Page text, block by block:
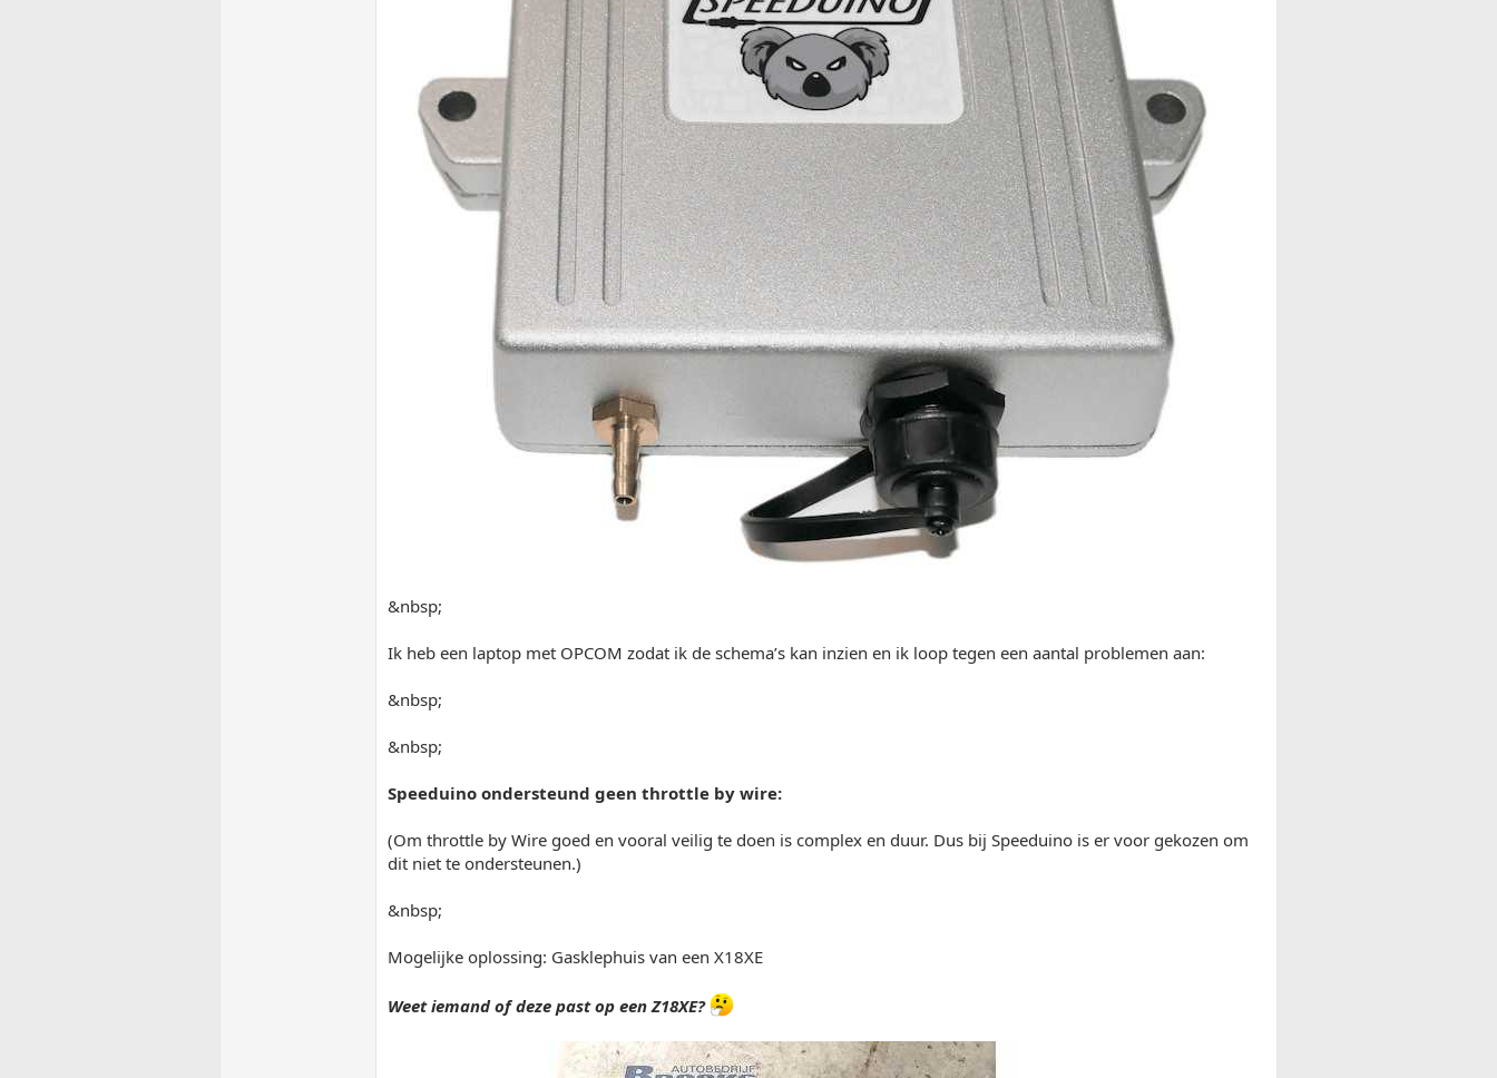
&nbsp;
Ik heb een laptop met OPCOM zodat ik de schema’s kan inzien en ik loop tegen een aantal problemen aan:
&nbsp;
&nbsp;
Speeduino ondersteund geen throttle by wire:
(Om throttle by Wire goed en vooral veilig te doen is complex en duur. Dus bij Speeduino is er voor gekozen om
dit niet te ondersteunen.)
&nbsp;
Mogelijke oplossing: Gasklephuis van een X18XE
Weet iemand of deze past op een Z18XE?